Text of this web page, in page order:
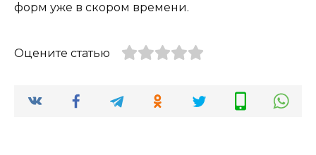
форм уже в скором времени.
Оцените статью